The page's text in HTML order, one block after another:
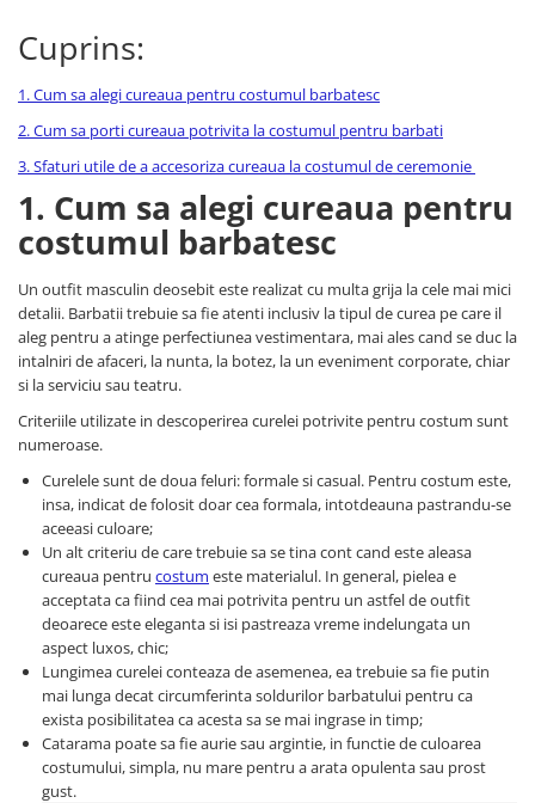
Cuprins:
1. Cum sa alegi cureaua pentru costumul barbatesc
2. Cum sa porti cureaua potrivita la costumul pentru barbati
3. Sfaturi utile de a accesoriza cureaua la costumul de ceremonie
1. Cum sa alegi cureaua pentru
costumul barbatesc
Un outfit masculin deosebit este realizat cu multa grija la cele mai mici
detalii. Barbatii trebuie sa fie atenti inclusiv la tipul de curea pe care il
aleg pentru a atinge perfectiunea vestimentara, mai ales cand se duc la
intalniri de afaceri, la nunta, la botez, la un eveniment corporate, chiar
si la serviciu sau teatru.
Criteriile utilizate in descoperirea curelei potrivite pentru costum sunt
numeroase.
Curelele sunt de doua feluri: formale si casual. Pentru costum este,
insa, indicat de folosit doar cea formala, intotdeauna pastrandu-se
aceeasi culoare;
Un alt criteriu de care trebuie sa se tina cont cand este aleasa
cureaua pentru costum este materialul. In general, pielea e
acceptata ca fiind cea mai potrivita pentru un astfel de outfit
deoarece este eleganta si isi pastreaza vreme indelungata un
aspect luxos, chic;
Lungimea curelei conteaza de asemenea, ea trebuie sa fie putin
mai lunga decat circumferinta soldurilor barbatului pentru ca
exista posibilitatea ca acesta sa se mai ingrase in timp;
Catarama poate sa fie aurie sau argintie, in functie de culoarea
costumului, simpla, nu mare pentru a arata opulenta sau prost
gust.